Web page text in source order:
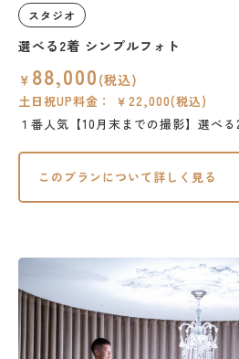
スタジオ
選べる2着 シンプルフォト
￥ 88,000 (税込)
土日祝UP料金： ￥22,000(税込)
１番人気【10月末までの撮影】選べ
このプランについて詳しく見る